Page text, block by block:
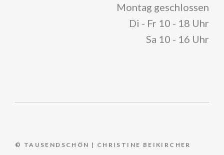
Montag geschlossen
Di - Fr 10 - 18 Uhr
Sa 10 - 16 Uhr
© TAUSENDSCHÖN | CHRISTINE BEIKIRCHER